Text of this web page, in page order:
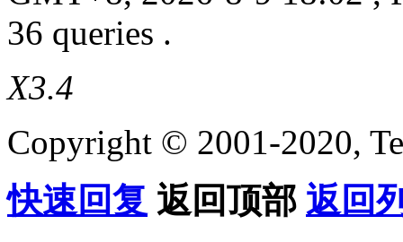
36 queries .
X3.4
Copyright © 2001-2020,
快速回复 返回顶部 返回